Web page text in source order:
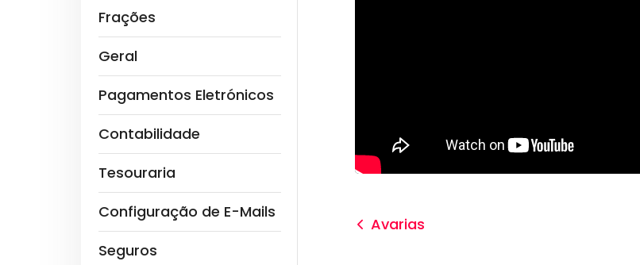
Frações
Geral
Pagamentos Eletrónicos
Contabilidade
Tesouraria
Configuração de E-Mails
Seguros
Avarias